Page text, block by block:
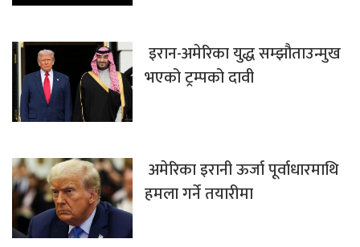
इरान-अमेरिका युद्ध सम्झौताउन्मुख
भएको ट्रम्पको दावी
अमेरिका इरानी ऊर्जा पूर्वाधारमाथि
हमला गर्ने तयारीमा